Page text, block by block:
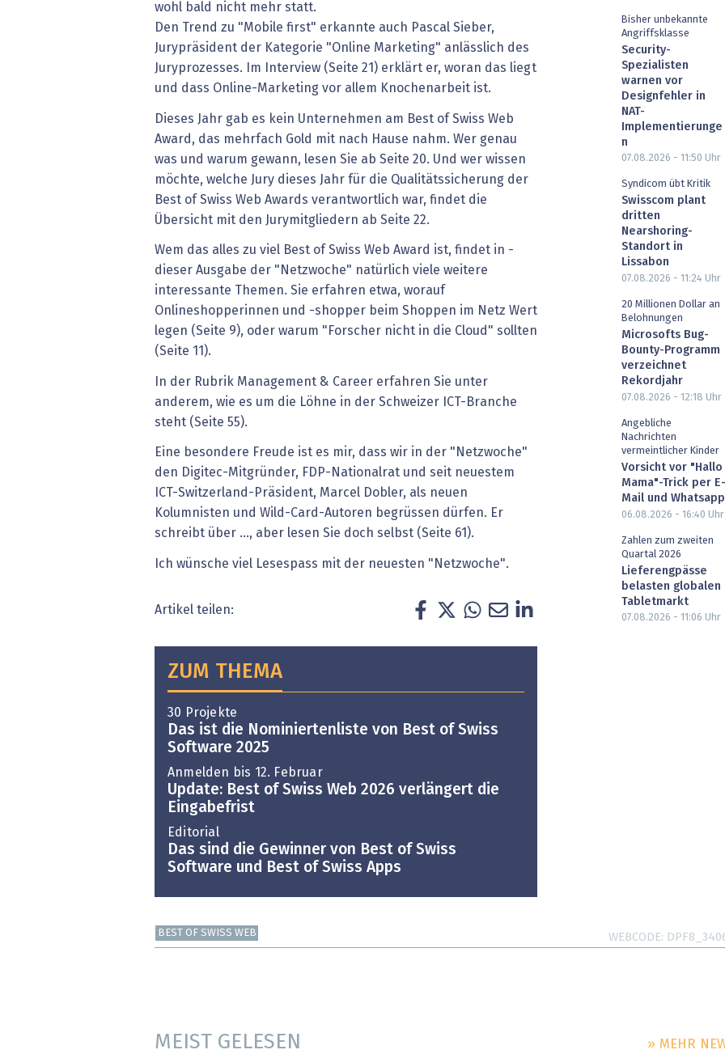
wohl bald nicht mehr statt.
Den Trend zu "Mobile first" erkannte auch Pascal Sieber,
Jurypräsident der Kategorie "Online Marketing" anlässlich des
Juryprozesses. Im Interview (Seite 21) ­erklärt er, woran das liegt
und dass Online-Marketing vor allem ­Knochenarbeit ist.
Dieses Jahr gab es kein Unternehmen am Best of Swiss Web
Award, das mehrfach Gold mit nach Hause nahm. Wer genau
was und warum gewann, lesen Sie ab Seite 20. Und wer wissen
möchte, welche Jury dieses Jahr für die Qualitätssicherung der
Best of Swiss Web Awards verantwortlich war, findet die
Übersicht mit den Jurymitgliedern ab Seite 22.
Wem das alles zu viel Best of Swiss Web Award ist, findet in ­
dieser Ausgabe der "Netzwoche" natürlich viele weitere
interessante Themen. Sie erfahren etwa, worauf
Onlineshopperinnen und -shopper beim Shoppen im Netz Wert
legen (Seite 9), oder warum "Forscher nicht in die Cloud" sollten
(Seite 11).
In der Rubrik Management & Career erfahren Sie unter
anderem, wie es um die Löhne in der Schweizer ICT-Branche
steht ­(Seite 55).
Eine besondere Freude ist es mir, dass wir in der "Netzwoche"
den Digitec-Mitgründer, FDP-Nationalrat und seit neuestem
ICT-­Switzerland-Präsident, Marcel Dobler, als neuen
Kolumnisten und Wild-Card-Autoren begrüssen dürfen. Er
schreibt über ..., aber lesen Sie doch selbst (Seite 61).
Ich wünsche viel Lesespass mit der neuesten "Netzwoche".
Artikel teilen:
ZUM THEMA
30 Projekte
Das ist die Nominiertenliste von Best of Swiss
Software 2025
Anmelden bis 12. Februar
Update: Best of Swiss Web 2026 verlängert die
Eingabefrist
Editorial
Das sind die Gewinner von Best of Swiss
Software und Best of Swiss Apps
Bisher unbekannte
Angriffsklasse
Security-
Spezialisten
warnen vor
Designfehler in
NAT-
Implementierunge
n
07.08.2026 - 11:50 Uhr
Syndicom übt Kritik
Swisscom plant
dritten
Nearshoring-
Standort in
Lissabon
07.08.2026 - 11:24 Uhr
20 Millionen Dollar an
Belohnungen
Microsofts Bug-
Bounty-Programm
verzeichnet
Rekordjahr
07.08.2026 - 12:18 Uhr
Angebliche
Nachrichten
vermeintlicher Kinder
Vorsicht vor "Hallo
Mama"-Trick per E-
Mail und Whatsapp
06.08.2026 - 16:40 Uhr
Zahlen zum zweiten
Quartal 2026
Lieferengpässe
belasten globalen
Tabletmarkt
07.08.2026 - 11:06 Uhr
BEST OF SWISS WEB WEBCODE
MEIST GELESEN » MEHR